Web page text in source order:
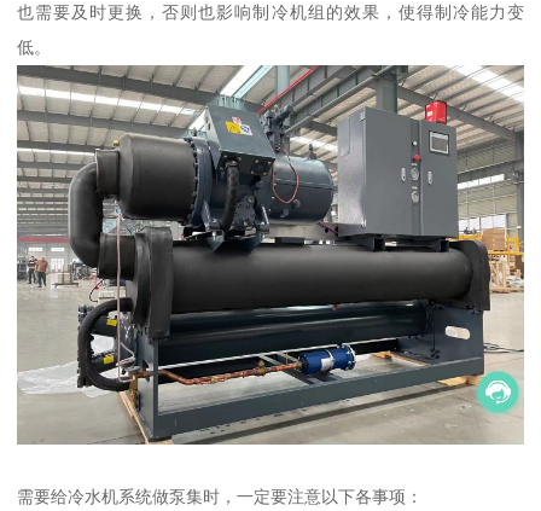
也需要及时更换，否则也影响制冷机组的效果，使得制冷能力变
低。
需要给冷水机系统做泵集时，一定要注意以下各事项：